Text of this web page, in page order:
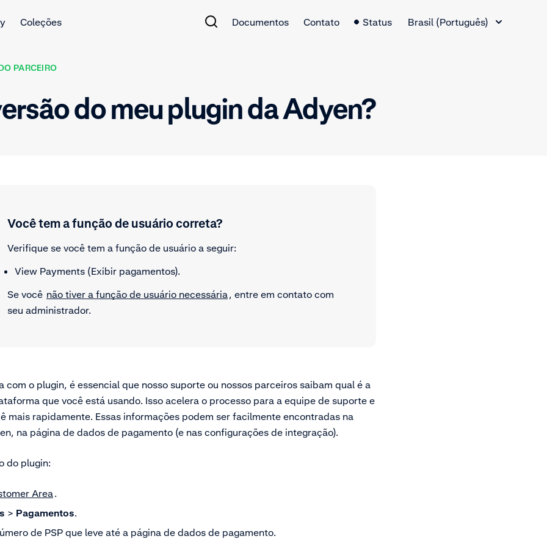
Coleções Documentos Contato Status
Brasil (Português)
PARCEIRO
do meu plugin da Adyen?
Você tem a função de usuário correta?
Verifique se você tem a função de usuário a seguir:
View Payments (Exibir pagamentos).
Se você não tiver a função de usuário necessária, entre em contato com
seu administrador.
com o plugin, é essencial que nosso suporte ou nossos parceiros saibam qual é a
que você está usando. Isso acelera o processo para a equipe de suporte e
mais rapidamente. Essas informações podem ser facilmente encontradas na
na página de dados de pagamento (e nas configurações de integração).
do plugin:
Area.
> Pagamentos.
de PSP que leve até a página de dados de pagamento.